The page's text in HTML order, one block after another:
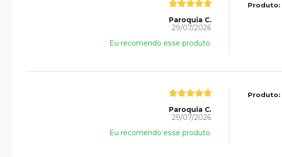
Paroquia C.
29/07/2026
Eu recomendo esse produto.
Produto:
Paroquia C.
29/07/2026
Eu recomendo esse produto.
Produto: